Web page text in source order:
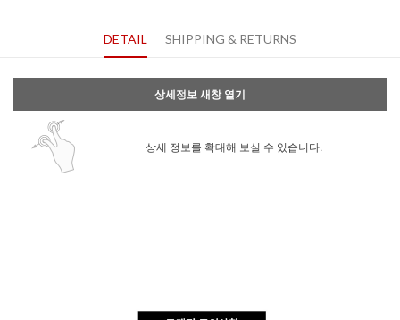
DETAIL SHIPPING & RETURNS
상세정보 새창 열기
상세 정보를 확대해 보실 수 있습니다.